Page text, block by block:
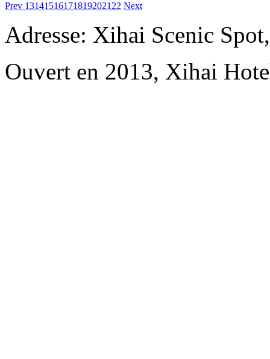
Prev 131415161718192021 22 Next
Adresse: Xihai Scenic
Ouvert en 2013, Xihai